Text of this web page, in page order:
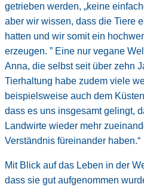
getrieben werden, „keine
aber wir wissen, dass die Tiere
hatten und wir somit ein
erzeugen. ” Eine nur vegane
Anna, die selbst seit über zehn
Tierhaltung habe zudem viele
beispielsweise auch dem
dass es uns insgesamt gelingt,
Landwirte wieder mehr
Verständnis füreinander haben.“
Mit Blick auf das Leben in der
dass sie gut aufgenommen